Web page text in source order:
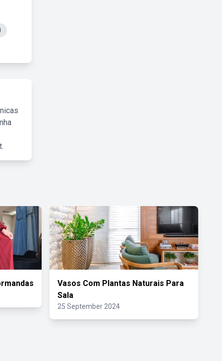
Vasos Com Plantas Naturais Para
Sala
25 September 2024